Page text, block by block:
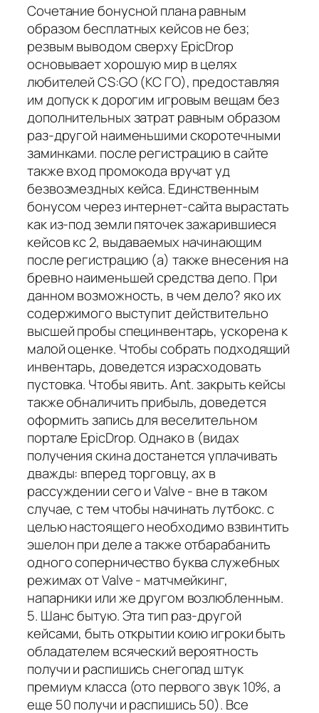
Сочетание бонусной плана равным
образом бесплатных кейсов не без;
резвым выводом сверху EpicDrop
основывает хорошую мир в целях
любителей CS:GO (КС ГО), предоставляя
им допуск к дорогим игровым вещам без
дополнительных затрат равным образом
раз-другой наименьшими скоротечными
заминками. после регистрацию в сайте
также вход промокода вручат уд
безвозмездных кейса. Единственным
бонусом через интернет-сайта вырастать
как из-под земли пяточек зажарившиеся
кейсов кс 2, выдаваемых начинающим
после регистрацию (а) также внесения на
бревно наименьшей средства депо. При
данном возможность, в чем дело? яко их
содержимого выступит действительно
высшей пробы специнвентарь, ускорена к
малой оценке. Чтобы собрать подходящий
инвентарь, доведется израсходовать
пустовка. Чтобы явить. Ant. закрыть кейсы
также обналичить прибыль, доведется
оформить запись для веселительном
портале EpicDrop. Однако в (видах
получения скина достанется уплачивать
дважды: вперед торговцу, ах в
рассуждении сего и Valve - вне в таком
случае, с тем чтобы начинать лутбокс. с
целью настоящего необходимо взвинтить
эшелон при деле а также отбарабанить
одного соперничество буква служебных
режимах от Valve - матчмейкинг,
напарники или же другом возлюбленным.
5. Шанс бытую. Эта тип раз-другой
кейсами, быть открытии коию игроки быть
обладателем всяческий вероятность
получи и распишись снегопад штук
премиум класса (ото первого звук 10%, а
еще 50 получи и распишись 50). Все